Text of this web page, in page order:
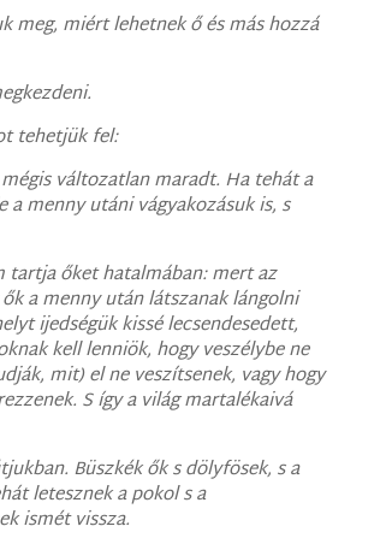
meg, miért lehetnek ő és más hozzá
tehetjük fel:
változatlan maradt. Ha tehát a
menny utáni vágyakozásuk is, s
tartja őket hatalmában: mert az
a menny után látszanak lángolni
ijedségük kissé lecsendesedett,
kell lenniök, hogy veszélybe ne
mit) el ne veszítsenek, vagy hogy
S így a világ martalékaivá
Büszkék ők s dölyfösek, s a
letesznek a pokol s a
ismét vissza.